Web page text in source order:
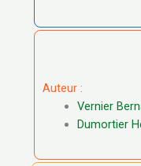
Auteur :
Vernier
Dumortier